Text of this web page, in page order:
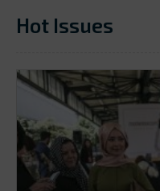
Hot Issues